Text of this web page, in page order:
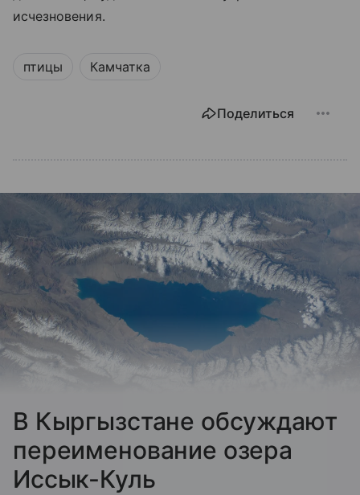
исчезновения.
птицы Камчатка
Поделиться
В Кыргызстане обсуждают
переименование озера
Иссык-Куль